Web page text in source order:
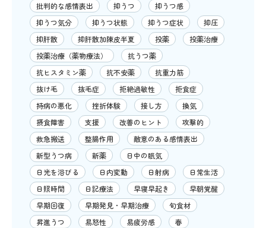
批判的な感情表出
抑うつ
抑うつ感
抑うつ気分
抑うつ状態 抑うつ症状
抑圧
抑肝散
抑肝散加陳皮半夏 投薬
投薬治療
投薬治療（薬物療法）
抗うつ薬
抗ヒスタミン薬
抗不安薬
抗重力筋
抜け毛
抜毛症 拒絶過敏性
拒食症
持病の悪化
挫折体験 接し方
換気
摂食障害
支援 改善のヒント
攻撃的
救急搬送
整腸作用
敵意のある感情表出
新型うつ病
新薬
日中の眠気
日光を浴びる
日内変動 日射病
日常生活
日照時間
日記療法 早寝早起き
早朝覚醒
早期回復
早期発見・早期治療
旬食材
昇進うつ
易怒性 易疲労感
春